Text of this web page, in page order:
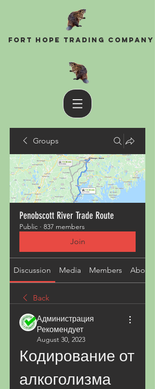
Fort Hope Trading Company
Groups
Penobscott River Trade Route
Public · 837 members
Join
Discussion Media Members About
Back
Администрация
Рекомендует
August 30, 2023
Кодирование от
алкоголизма